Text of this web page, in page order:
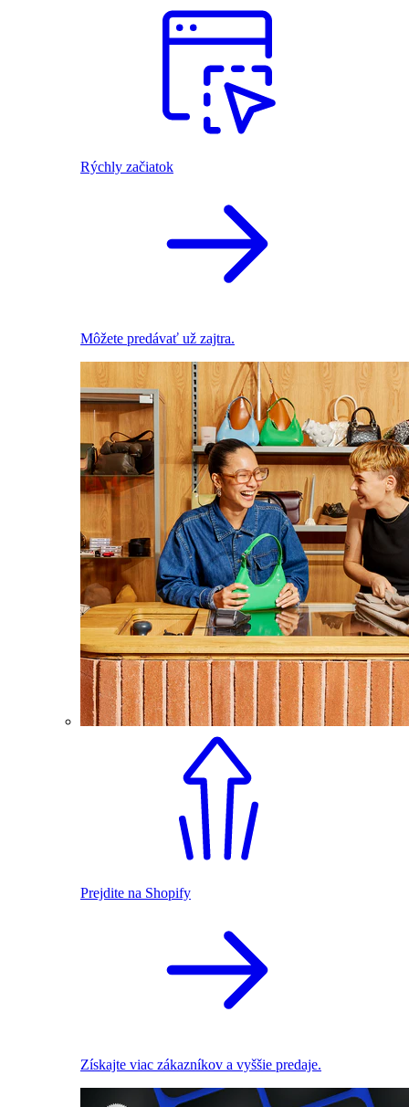
Rýchly začiatok
Môžete predávať už zajtra.
Prejdite na Shopify
Získajte viac zákazníkov a vyššie predaje.